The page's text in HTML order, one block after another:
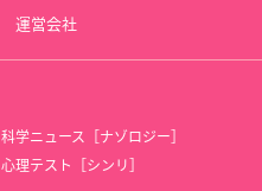
運営会社
科学ニュース［ナゾロジー］
心理テスト［シンリ］